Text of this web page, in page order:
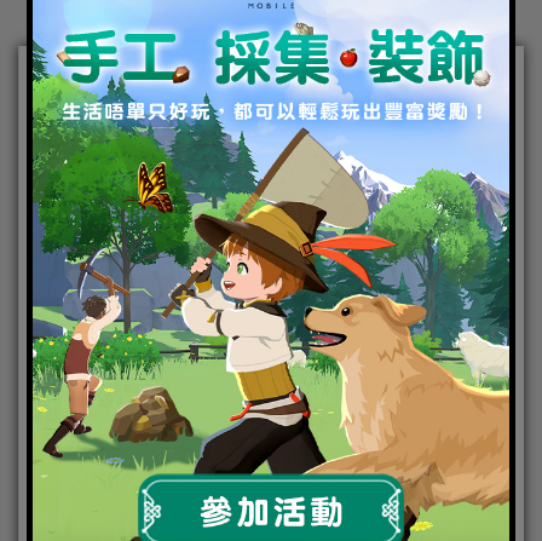
《A3: STILL ALIVE 倖存
者》最新更新 添加區塊鏈質
押服務、特別活動與獎勵
2022-08-26|Android,IOS,手機遊戲 焦點新聞